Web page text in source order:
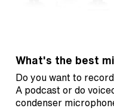
What's the best
Do you want to
A podcast or do
condenser